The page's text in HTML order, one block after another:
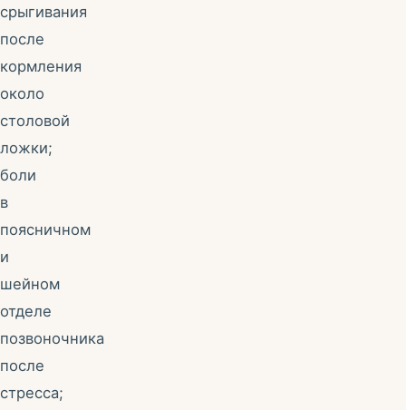
срыгивания
после
кормления
около
столовой
ложки;
боли
в
поясничном
и
шейном
отделе
позвоночника
после
стресса;